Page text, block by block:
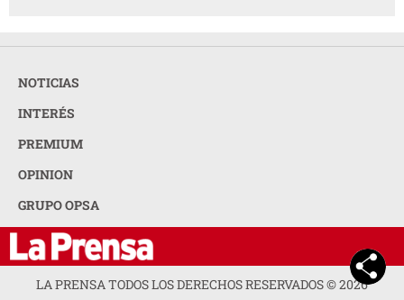
NOTICIAS
INTERÉS
PREMIUM
OPINION
GRUPO OPSA
LA PRENSA TODOS LOS DERECHOS RESERVADOS ©2026